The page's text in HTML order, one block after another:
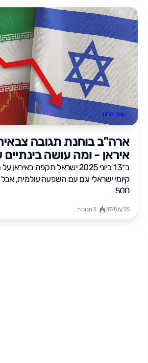
שוק ההון
ארה"ב בוחנת תגובה
איראן - ומה עושה בינתיים
ב־13 ביוני 2025 ישראל תקפה
500...
17/06/25 3 תגובות